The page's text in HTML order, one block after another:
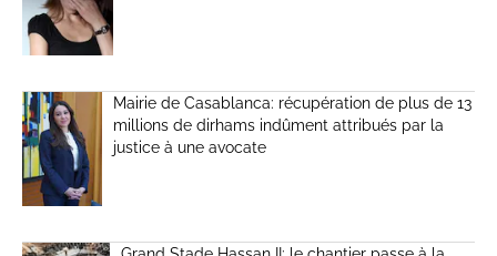
Mairie de Casablanca: récupération de plus de 13
millions de dirhams indûment attribués par la
justice à une avocate